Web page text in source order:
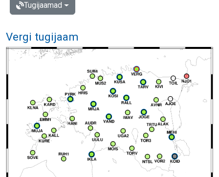
Tugijaamad
Vergi tugijaam